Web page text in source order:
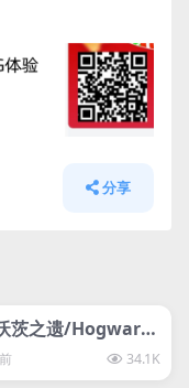
分享
茨之遗/Hogwarts
加密
34.1K